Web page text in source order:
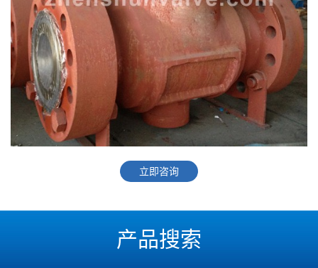
立即咨询
产品搜索